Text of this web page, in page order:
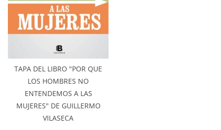
TAPA DEL LIBRO "POR QUE
LOS HOMBRES NO
ENTENDEMOS A LAS
MUJERES" DE GUILLERMO
VILASECA